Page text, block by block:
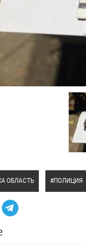
ОБЛАСТЬ ПОЛИЦИЯ